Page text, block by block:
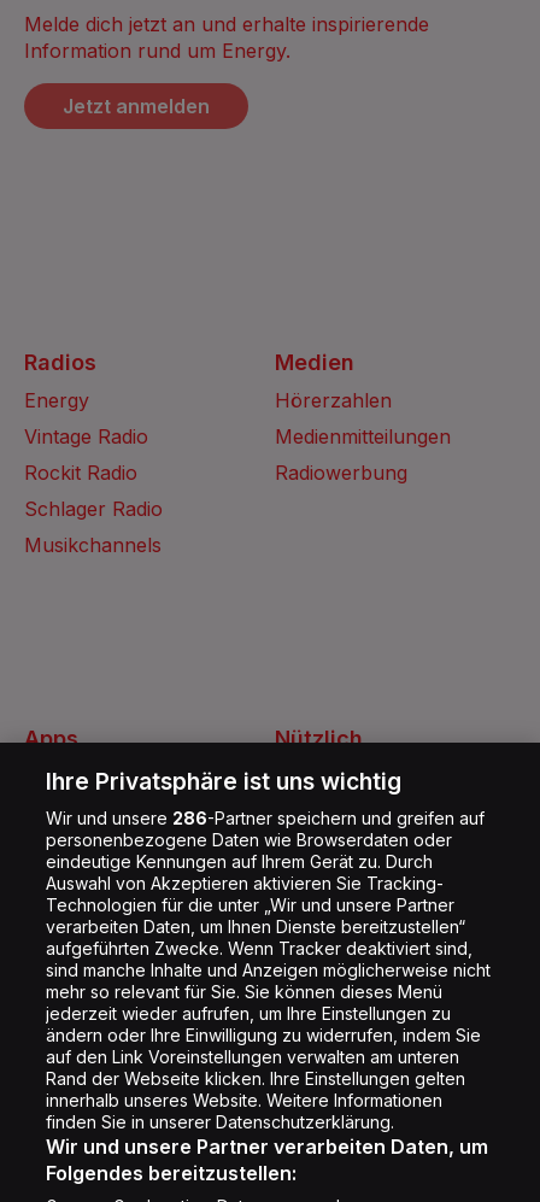
Melde dich jetzt an und erhalte inspirierende
Information rund um Energy.
Jetzt anmelden
Folge uns
Radios
Energy
Vintage Radio
Rockit Radio
Schlager Radio
Musikchannels
Nützlich
Kontakt
Jobs
Shop
Impressum
Rechtliches
Datenschutz
Cookie Liste
Cookie Einstellung
Apps
Energy Radio App
Medien
Hörerzahlen
Medienmitteilungen
Radiowerbung
Ihre Privatsphäre ist uns wichtig
Wir und unsere 286-Partner speichern und greifen auf
personenbezogene Daten wie Browserdaten oder
eindeutige Kennungen auf Ihrem Gerät zu. Durch
Auswahl von Akzeptieren aktivieren Sie Tracking-
Technologien für die unter „Wir und unsere Partner
verarbeiten Daten, um Ihnen Dienste bereitzustellen“
aufgeführten Zwecke. Wenn Tracker deaktiviert sind,
sind manche Inhalte und Anzeigen möglicherweise nicht
mehr so relevant für Sie. Sie können dieses Menü
jederzeit wieder aufrufen, um Ihre Einstellungen zu
ändern oder Ihre Einwilligung zu widerrufen, indem Sie
auf den Link Voreinstellungen verwalten am unteren
Rand der Webseite klicken. Ihre Einstellungen gelten
innerhalb unseres Website. Weitere Informationen
finden Sie in unserer Datenschutzerklärung.
Wir und unsere Partner verarbeiten Daten, um
Folgendes bereitzustellen: